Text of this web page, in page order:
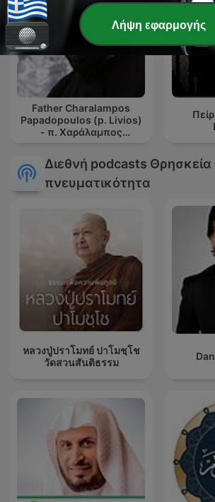
Father Charalampos
Papadopoulos (p. Livios)
- π. Χαράλαμπος
Λίβυος)
Διεθνή podcasts Θρησκεία
πνευματικότητα
หลวงปู่ปราโมทย์ ปาโมชฺโช
วัดสวนสันติธรรม
Λήψη εφαρμογής